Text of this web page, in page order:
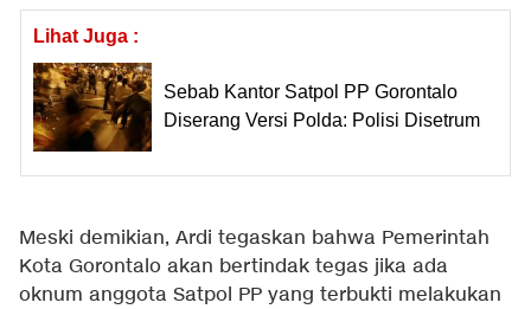
Lihat Juga :
Sebab Kantor Satpol PP Gorontalo
Diserang Versi Polda: Polisi Disetrum
Meski demikian, Ardi tegaskan bahwa Pemerintah
Kota Gorontalo akan bertindak tegas jika ada
oknum anggota Satpol PP yang terbukti melakukan